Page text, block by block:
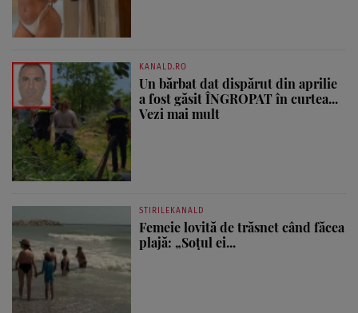
KANALD.RO
Un bărbat dat dispărut din aprilie
a fost găsit ÎNGROPAT în curtea...
Vezi mai mult
STIRILEKANALD
Femeie lovită de trăsnet când făcea
plajă: „Soțul ei...